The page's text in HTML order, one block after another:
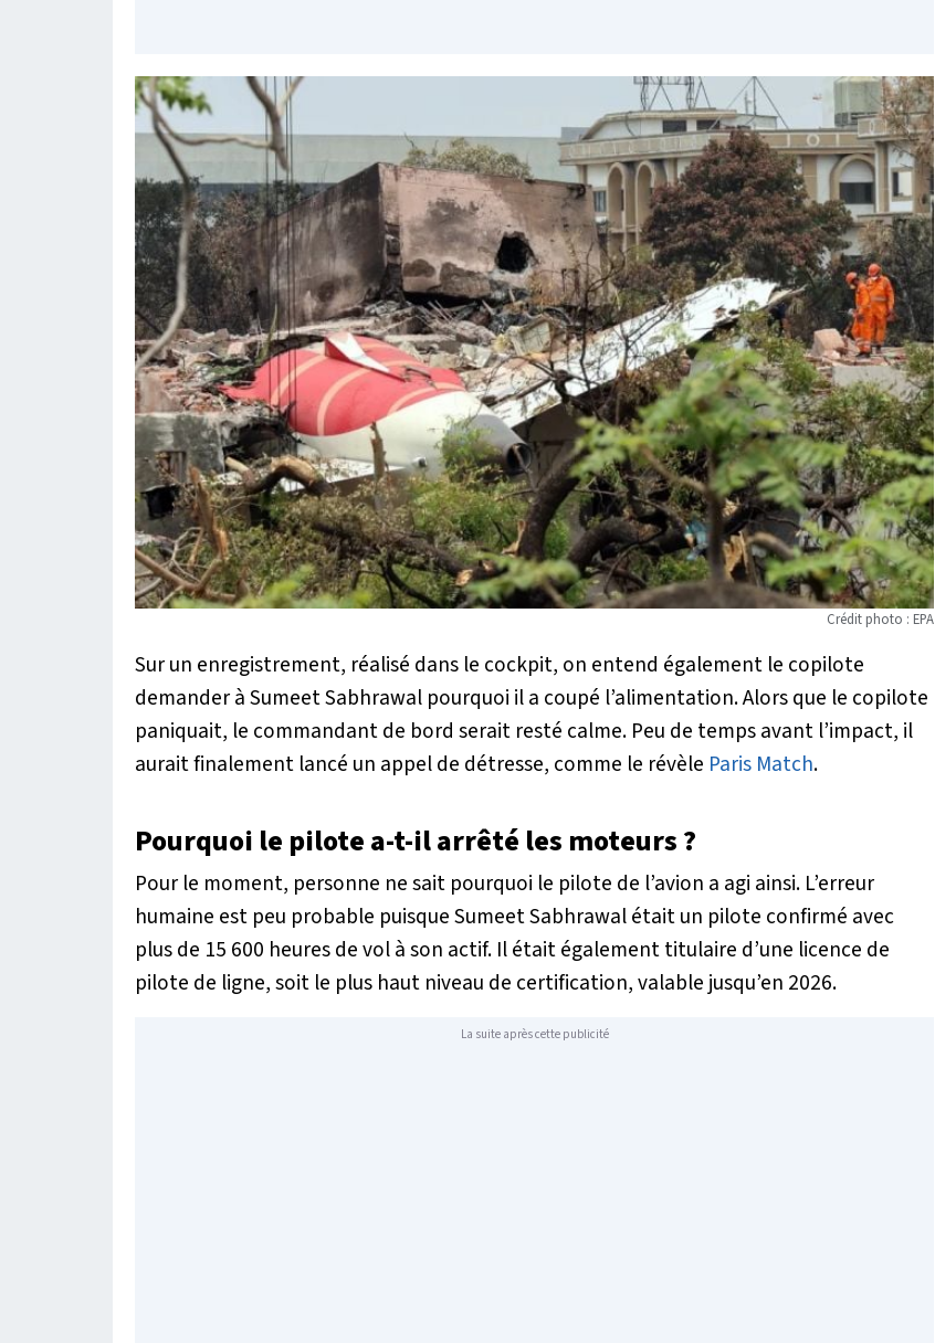
Crédit photo : EPA
Sur un enregistrement, réalisé dans le cockpit, on entend également le copilote
demander à Sumeet Sabhrawal pourquoi il a coupé l’alimentation. Alors que le copilote
paniquait, le commandant de bord serait resté calme. Peu de temps avant l’impact, il
aurait finalement lancé un appel de détresse, comme le révèle Paris Match.
Pourquoi le pilote a-t-il arrêté les moteurs ?
Pour le moment, personne ne sait pourquoi le pilote de l’avion a agi ainsi. L’erreur
humaine est peu probable puisque Sumeet Sabhrawal était un pilote confirmé avec
plus de 15 600 heures de vol à son actif. Il était également titulaire d’une licence de
pilote de ligne, soit le plus haut niveau de certification, valable jusqu’en 2026.
La suite après cette publicité